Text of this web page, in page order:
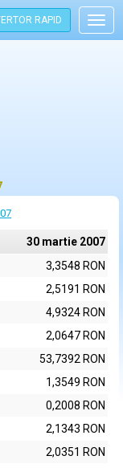
RAPID
30 martie 2007
3,3548 RON
2,5191 RON
4,9324 RON
2,0647 RON
53,7392 RON
1,3549 RON
0,2008 RON
2,1343 RON
2,0351 RON